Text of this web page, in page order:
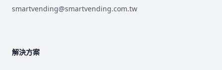
smartvending@smartvending.com.tw
解決方案